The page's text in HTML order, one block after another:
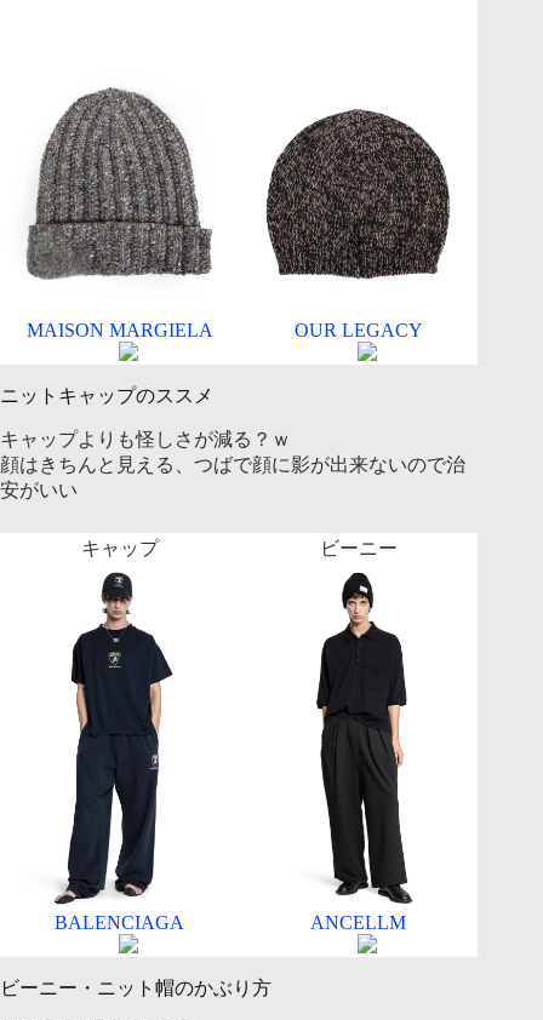
MAISON MARGIELA OUR LEGACY
ニットキャップのススメ
キャップよりも怪しさが減る？ｗ
顔はきちんと見える、つばで顔に影が出来ないので治
安がいい
キャップ
BALENCIAGA
ビーニー
ANCELLM
ビーニー・ニット帽のかぶり方